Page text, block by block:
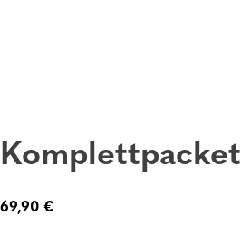
Komplettpacket
69,90 €